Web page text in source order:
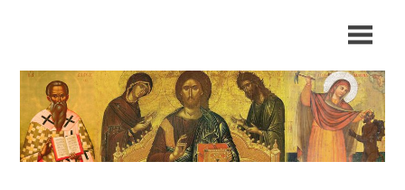
Μητρόπολη
Αρκαλοχωρίου,
Καστελλίου
Καστελλίου
και
Βιάννου